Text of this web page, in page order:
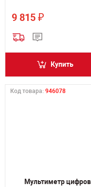
9 815 ₽
Купить
Код товара: 946078
Мультиметр